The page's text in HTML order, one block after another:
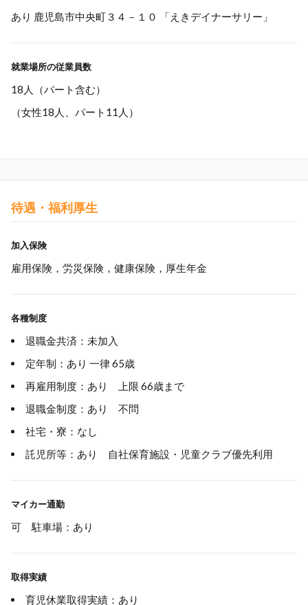
あり 鹿児島市中央町３４－１０ 「えきデイナーサリー」
就業場所の従業員数
18人（パート含む）
（女性18人、パート11人）
待遇・福利厚生
加入保険
雇用保険，労災保険，健康保険，厚生年金
各種制度
退職金共済：未加入
定年制：あり 一律 65歳
再雇用制度：あり 上限 66歳まで
退職金制度：あり 不問
社宅・寮：なし
託児所等：あり 自社保育施設・児童クラブ優先利用
マイカー通勤
可 駐車場：あり
取得実績
育児休業取得実績：あり